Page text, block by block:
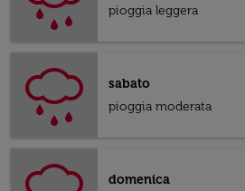
pioggia leggera
sabato
pioggia moderata
domenica